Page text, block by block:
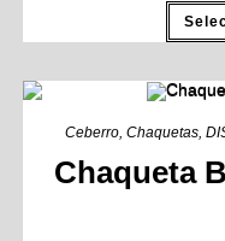
Ceberro, Chaquetas,
Chaqueta